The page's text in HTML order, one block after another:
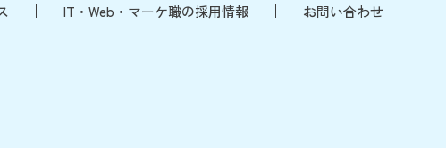
IT・Web・マーケ職の採用情報 お問い合わせ